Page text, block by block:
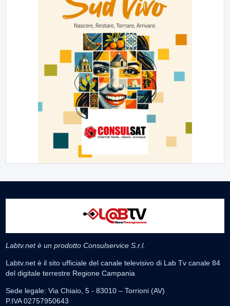
Labtv.net è un prodotto Consulservice S.r.l.
Labtv.net è il sito ufficiale del canale televisivo di Lab Tv canale 84
del digitale terrestre Regione Campania
Sede legale: Via Chiaio, 5 - 83010 – Torrioni (AV)
P.IVA 02757950643